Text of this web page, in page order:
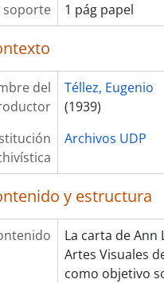
soporte
1 pág papel
del
Téllez, Eugenio
(1939)
Archivos UDP
y estructura
La carta de
Artes Visuales
como objetivo